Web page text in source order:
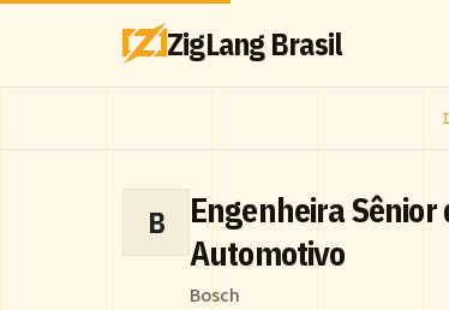
ZigLang Brasil
B
Engenheira
Automotivo
Bosch